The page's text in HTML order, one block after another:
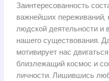
Заинтересованность
важнейших переживаний,
людской деятельности и
нашего существования.
мотивирует нас
близлежащий космос и
личности. Лишившись